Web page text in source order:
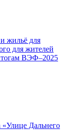
жильё для
для жителей
ВЭФ–2025
Дальнего